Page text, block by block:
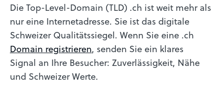
Die Top-Level-Domain (TLD) .ch ist weit mehr als
nur eine Internetadresse. Sie ist das digitale
Schweizer Qualitätssiegel. Wenn Sie eine .ch
Domain registrieren, senden Sie ein klares
Signal an Ihre Besucher: Zuverlässigkeit, Nähe
und Schweizer Werte.